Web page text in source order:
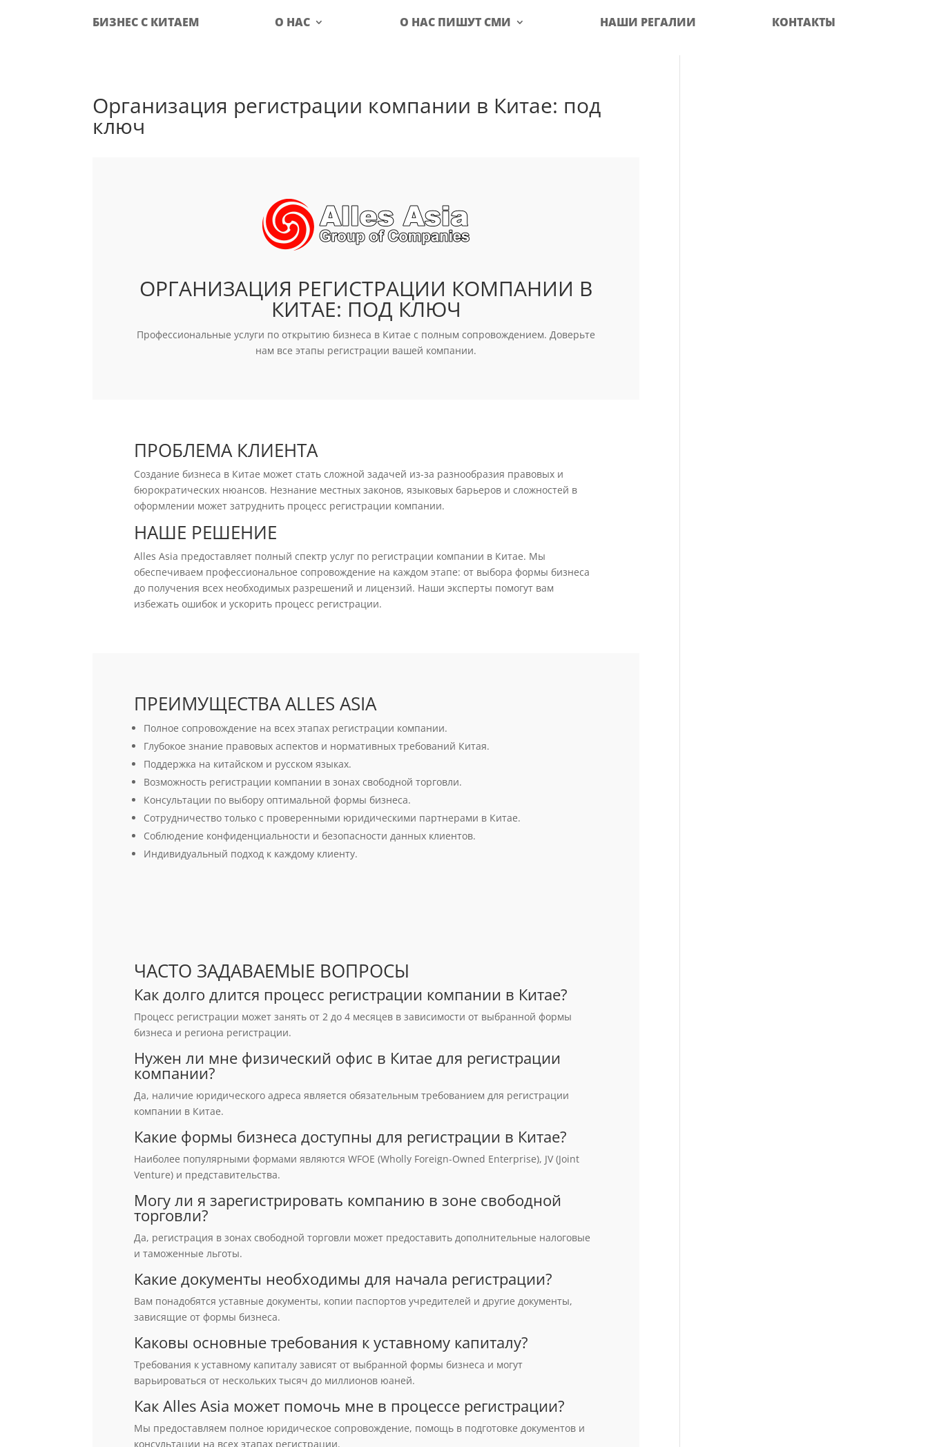
БИЗНЕС С КИТАЕМ О НАС О НАС ПИШУТ СМИ НАШИ РЕГАЛИИ КОНТАКТЫ
Организация регистрации компании в Китае: под
ключ
ОРГАНИЗАЦИЯ РЕГИСТРАЦИИ КОМПАНИИ В
КИТАЕ: ПОД КЛЮЧ
Профессиональные услуги по открытию бизнеса в Китае с полным сопровождением. Доверьте
нам все этапы регистрации вашей компании.
ПРОБЛЕМА КЛИЕНТА
Создание бизнеса в Китае может стать сложной задачей из-за разнообразия правовых и
бюрократических нюансов. Незнание местных законов, языковых барьеров и сложностей в
оформлении может затруднить процесс регистрации компании.
НАШЕ РЕШЕНИЕ
Alles Asia предоставляет полный спектр услуг по регистрации компании в Китае. Мы
обеспечиваем профессиональное сопровождение на каждом этапе: от выбора формы бизнеса
до получения всех необходимых разрешений и лицензий. Наши эксперты помогут вам
избежать ошибок и ускорить процесс регистрации.
ПРЕИМУЩЕСТВА ALLES ASIA
Полное сопровождение на всех этапах регистрации компании.
Глубокое знание правовых аспектов и нормативных требований Китая.
Поддержка на китайском и русском языках.
Возможность регистрации компании в зонах свободной торговли.
Консультации по выбору оптимальной формы бизнеса.
Сотрудничество только с проверенными юридическими партнерами в Китае.
Соблюдение конфиденциальности и безопасности данных клиентов.
Индивидуальный подход к каждому клиенту.
ЧАСТО ЗАДАВАЕМЫЕ ВОПРОСЫ
Как долго длится процесс регистрации компании в Китае?
Процесс регистрации может занять от 2 до 4 месяцев в зависимости от выбранной формы
бизнеса и региона регистрации.
Нужен ли мне физический офис в Китае для регистрации
компании?
Да, наличие юридического адреса является обязательным требованием для регистрации
компании в Китае.
Какие формы бизнеса доступны для регистрации в Китае?
Наиболее популярными формами являются WFOE (Wholly Foreign-Owned Enterprise), JV (Joint
Venture) и представительства.
Могу ли я зарегистрировать компанию в зоне свободной
торговли?
Да, регистрация в зонах свободной торговли может предоставить дополнительные налоговые
и таможенные льготы.
Какие документы необходимы для начала регистрации?
Вам понадобятся уставные документы, копии паспортов учредителей и другие документы,
зависящие от формы бизнеса.
Каковы основные требования к уставному капиталу?
Требования к уставному капиталу зависят от выбранной формы бизнеса и могут
варьироваться от нескольких тысяч до миллионов юаней.
Как Alles Asia может помочь мне в процессе регистрации?
Мы предоставляем полное юридическое сопровождение, помощь в подготовке документов и
консультации на всех этапах регистрации.